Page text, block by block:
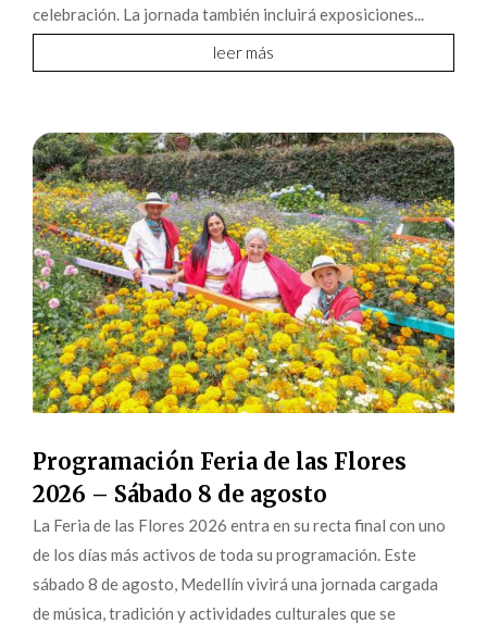
celebración. La jornada también incluirá exposiciones...
leer más
Programación Feria de las Flores
2026 – Sábado 8 de agosto
La Feria de las Flores 2026 entra en su recta final con uno
de los días más activos de toda su programación. Este
sábado 8 de agosto, Medellín vivirá una jornada cargada
de música, tradición y actividades culturales que se